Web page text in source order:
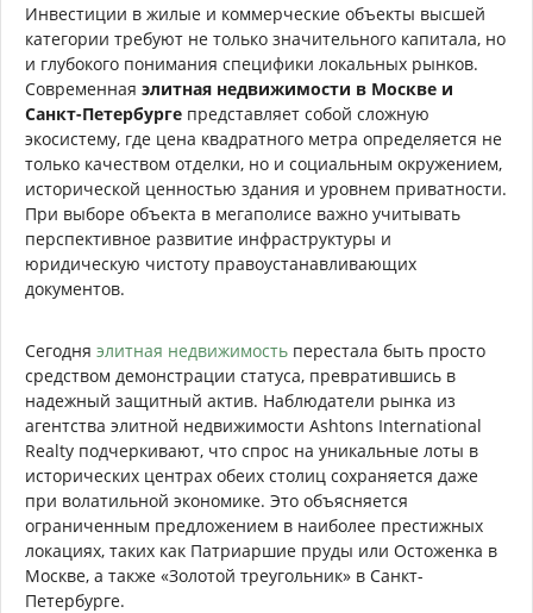
Инвестиции в жилые и коммерческие объекты высшей
категории требуют не только значительного капитала, но
и глубокого понимания специфики локальных рынков.
Современная элитная недвижимости в Москве и
Санкт-Петербурге представляет собой сложную
экосистему, где цена квадратного метра определяется не
только качеством отделки, но и социальным окружением,
исторической ценностью здания и уровнем приватности.
При выборе объекта в мегаполисе важно учитывать
перспективное развитие инфраструктуры и
юридическую чистоту правоустанавливающих
документов.
Сегодня элитная недвижимость перестала быть просто
средством демонстрации статуса, превратившись в
надежный защитный актив. Наблюдатели рынка из
агентства элитной недвижимости Ashtons International
Realty подчеркивают, что спрос на уникальные лоты в
исторических центрах обеих столиц сохраняется даже
при волатильной экономике. Это объясняется
ограниченным предложением в наиболее престижных
локациях, таких как Патриаршие пруды или Остоженка в
Москве, а также «Золотой треугольник» в Санкт-
Петербурге.